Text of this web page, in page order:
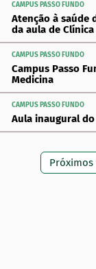
CAMPUS PASSO FUNDO
Atenção à saúde
da aula de Clínica
CAMPUS PASSO FUNDO
Campus Passo
Medicina
CAMPUS PASSO FUNDO
Aula inaugural
Próximos